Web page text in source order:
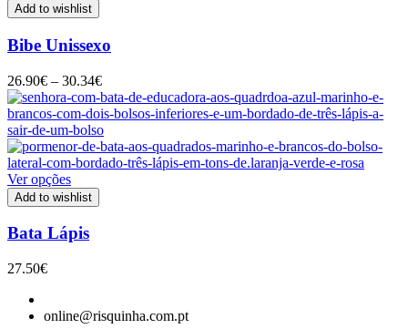
Add to wishlist
Bibe Unissexo
26.90€ – 30.34€Price
range:
26.90€
through
30.34€
Ver opções
Add to wishlist
Bata Lápis
27.50€
online@risquinha.com.pt